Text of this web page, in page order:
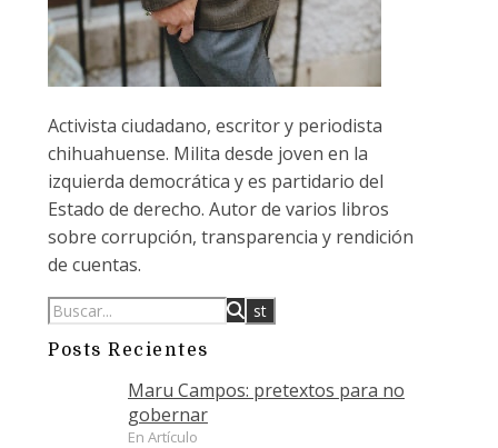
Activista ciudadano, escritor y periodista
chihuahuense. Milita desde joven en la
izquierda democrática y es partidario del
Estado de derecho. Autor de varios libros
sobre corrupción, transparencia y rendición
de cuentas.
Posts Recientes
Maru Campos: pretextos para no
gobernar
En Artículo